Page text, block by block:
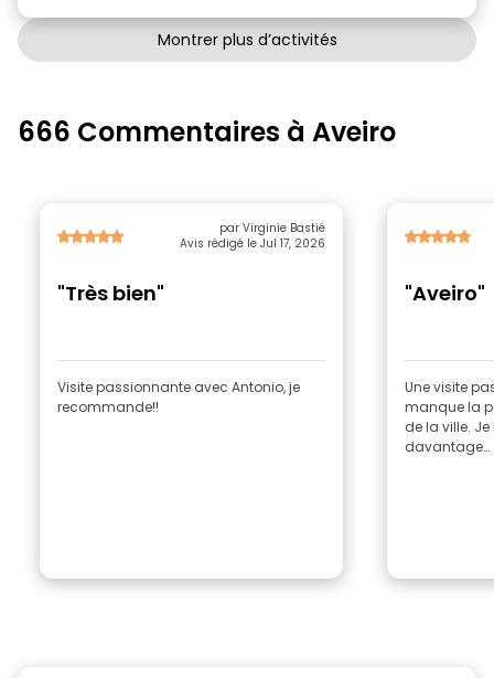
Montrer plus d’activités
666 Commentaires à Aveiro
par Virginie Bastié
Avis rédigé le Jul 17, 2026
"Très bien"
Visite passionnante avec Antonio, je
recommande!!
"Aveiro"
Une visite
manque la
de la ville.
davantage…